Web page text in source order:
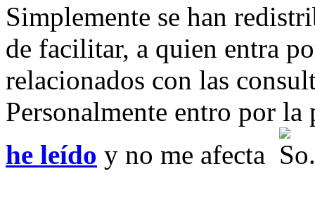
Simplemente se han
de facilitar, a quien entra
relacionados con las
Personalmente entro por
he leído y no me afecta